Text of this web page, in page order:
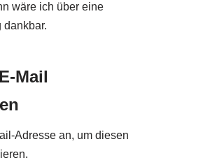
wäre ich über eine
dankbar.
Mail
Adresse an, um diesen